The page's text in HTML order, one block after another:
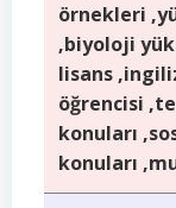
örnekleri
,biyoloji
lisans
öğrencisi
konuları
konuları